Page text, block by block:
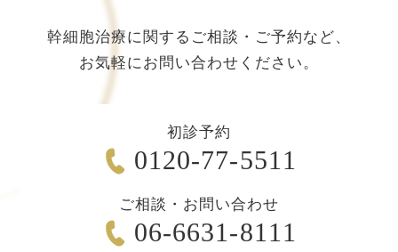
幹細胞治療に関するご相談・ご予約など、
お気軽にお問い合わせください。
初診予約
0120-77-5511
ご相談・お問い合わせ
06-6631-8111